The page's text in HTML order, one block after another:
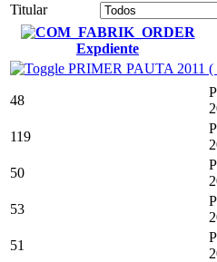
Titular
Expdiente
PRIMER PAUTA 2011 (
48
119
50
53
51